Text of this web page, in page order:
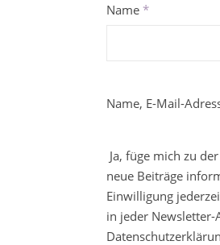
Name *
Name, E-Mail-
Ja, füge mich zu
neue Beiträge
Einwilligung
in jeder